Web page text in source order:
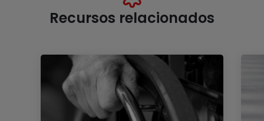
Recursos relacionados